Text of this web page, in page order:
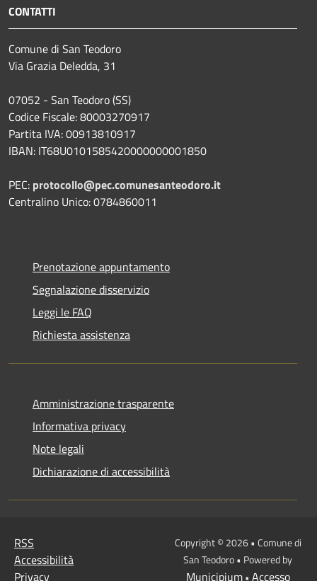
CONTATTI
Comune di San Teodoro
Via Grazia Deledda, 31
07052 - San Teodoro (SS)
Codice Fiscale: 80003270917
Partita IVA: 00913810917
IBAN: IT68U0101585420000000001850
PEC: protocollo@pec.comunesanteodoro.it
Centralino Unico: 0784860011
Prenotazione appuntamento
Segnalazione disservizio
Leggi le FAQ
Richiesta assistenza
Amministrazione trasparente
Informativa privacy
Note legali
Dichiarazione di accessibilità
RSS
Accessibilità
Privacy
Copyright © 2026 • Comune di
San Teodoro • Powered by
Municipium• Accesso